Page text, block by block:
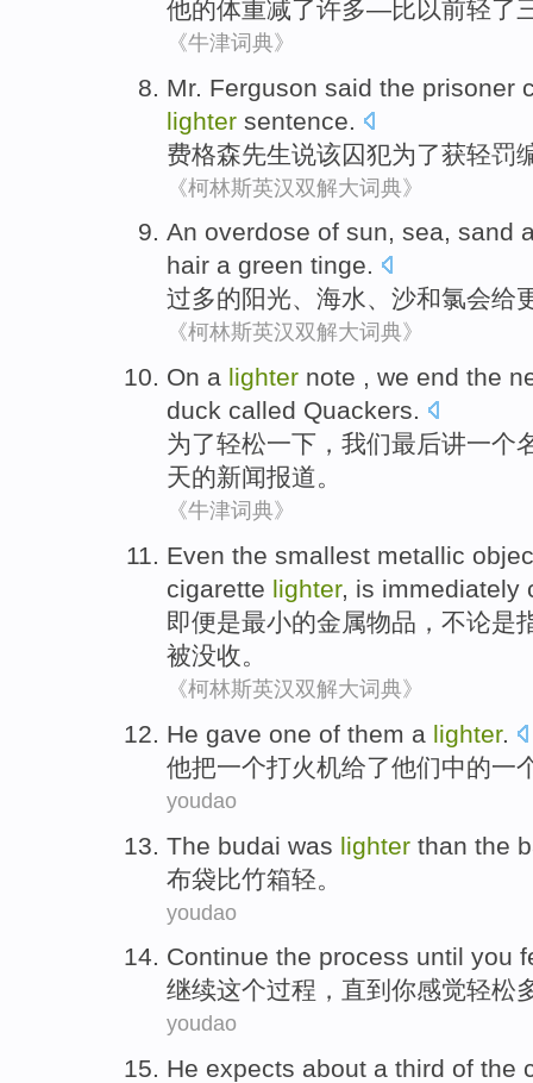
他的体重减了许多—比以前轻了
《牛津词典》
Mr. Ferguson said the prisoner
lighter sentence.
费格森先生说该囚犯为了获轻罚
《柯林斯英汉双解大词典》
An overdose of sun, sea, sand
hair a green tinge.
过多的阳光、 海水、 沙和氯会给
《柯林斯英汉双解大词典》
On a lighter note , we end the
duck called Quackers.
为了轻松一下， 我们最后讲一个
天的新闻报道。
《牛津词典》
Even the smallest metallic
cigarette lighter, is immediately
即便是最小的金属物品 ， 不论是
被没收。
《柯林斯英汉双解大词典》
He gave one of them a lighter.
他把一个打火机给了他们中的一
youdao
The budai was lighter than the
布袋比竹箱轻。
youdao
Continue the process until you
继续这个过程 ， 直到 你感觉轻松
youdao
He expects about a third of the